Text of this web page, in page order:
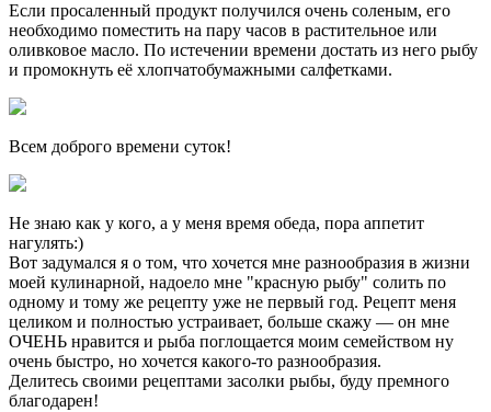
Если просаленный продукт получился очень соленым, его
необходимо поместить на пару часов в растительное или
оливковое масло. По истечении времени достать из него рыбу
и промокнуть её хлопчатобумажными салфетками.
Всем доброго времени суток!
Не знаю как у кого, а у меня время обеда, пора аппетит
нагулять:)
Вот задумался я о том, что хочется мне разнообразия в жизни
моей кулинарной, надоело мне "красную рыбу" солить по
одному и тому же рецепту уже не первый год. Рецепт меня
целиком и полностью устраивает, больше скажу — он мне
ОЧЕНЬ нравится и рыба поглощается моим семейством ну
очень быстро, но хочется какого-то разнообразия.
Делитесь своими рецептами засолки рыбы, буду премного
благодарен!